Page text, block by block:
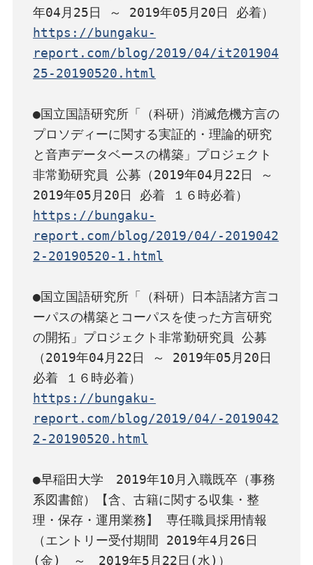
https://bungaku-
report.com/blog/2019/04/it201904
25-20190520.html
●国立国語研究所「（科研）消滅危機方言の
プロソディーに関する実証的・理論的研究
と音声データベースの構築」プロジェクト
非常勤研究員 公募（2019年04月22日 ～
https://bungaku-
report.com/blog/2019/04/-2019042
2-20190520-1.html
●国立国語研究所「（科研）日本語諸方言コ
ーパスの構築とコーパスを使った方言研究
の開拓」プロジェクト非常勤研究員 公募
（2019年04月22日 ～ 2019年05月20日
https://bungaku-
report.com/blog/2019/04/-2019042
2-20190520.html
●早稲田大学　2019年10月入職既卒（事務
系図書館）【含、古籍に関する収集・整
理・保存・運用業務】 専任職員採用情報
（エントリー受付期間 2019年4月26日